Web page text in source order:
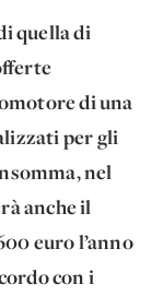
quella di
di una
per gli
nel
anche il
euro l’anno
con i